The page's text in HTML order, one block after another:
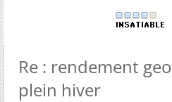
Re : rendement
plein hiver